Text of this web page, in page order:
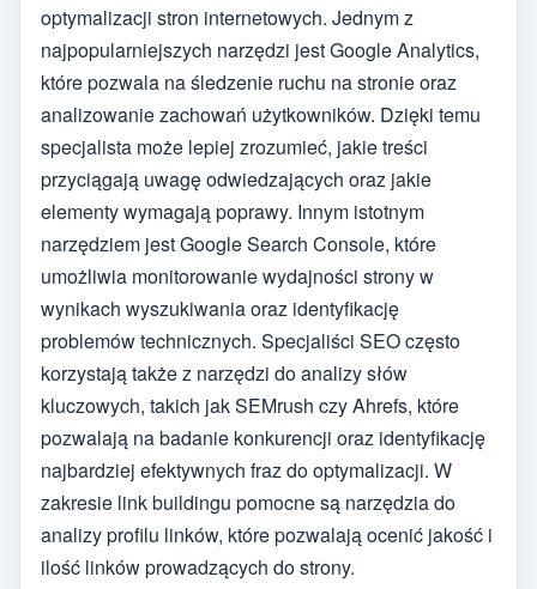
optymalizacji stron internetowych. Jednym z
najpopularniejszych narzędzi jest Google Analytics,
które pozwala na śledzenie ruchu na stronie oraz
analizowanie zachowań użytkowników. Dzięki temu
specjalista może lepiej zrozumieć, jakie treści
przyciągają uwagę odwiedzających oraz jakie
elementy wymagają poprawy. Innym istotnym
narzędziem jest Google Search Console, które
umożliwia monitorowanie wydajności strony w
wynikach wyszukiwania oraz identyfikację
problemów technicznych. Specjaliści SEO często
korzystają także z narzędzi do analizy słów
kluczowych, takich jak SEMrush czy Ahrefs, które
pozwalają na badanie konkurencji oraz identyfikację
najbardziej efektywnych fraz do optymalizacji. W
zakresie link buildingu pomocne są narzędzia do
analizy profilu linków, które pozwalają ocenić jakość i
ilość linków prowadzących do strony.